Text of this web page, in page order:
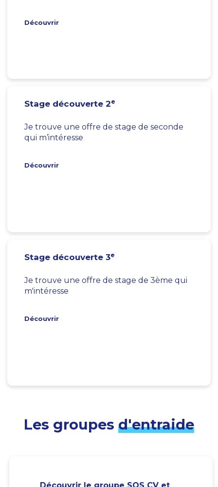
Découvrir
Stage découverte 2e
Je trouve une offre de stage de seconde
qui m’intéresse
Découvrir
Stage découverte 3e
Je trouve une offre de stage de 3ème qui
m'intéresse
Découvrir
Les groupes d'entraide